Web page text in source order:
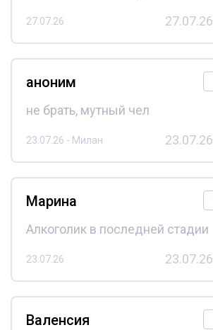
27.07.26 27.07.26
аноним
не брать, мутный чел
23.07.26 - Милан 23.07.26
Марина
Алкоголик в последней стадии
23.07.26 23.07.26
Валенсия